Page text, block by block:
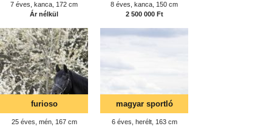
7 éves, kanca, 172 cm
Ár nélkül
8 éves, kanca, 150 cm
2 500 000 Ft
furioso
25 éves, mén, 167 cm
magyar sportló
6 éves, herélt, 163 cm